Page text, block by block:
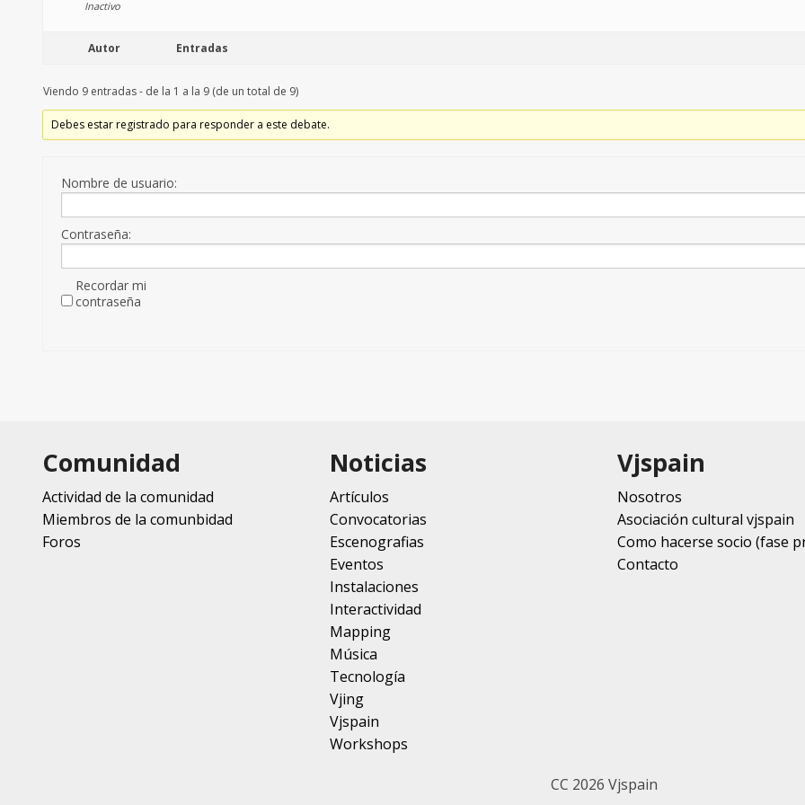
Inactivo
Autor Entradas
Viendo 9 entradas - de la 1 a la 9 (de un total de 9)
Debes estar registrado para responder a este debate.
Nombre de usuario:
Contraseña:
Recordar mi
contraseña
Comunidad
Actividad de la comunidad
Miembros de la comunbidad
Foros
Noticias
Artículos
Convocatorias
Escenografias
Eventos
Instalaciones
Interactividad
Mapping
Música
Tecnología
Vjing
Vjspain
Workshops
Vjspain
Nosotros
Asociación cultural vjspain
Como hacerse socio (fase
Contacto
CC 2026 Vjspain